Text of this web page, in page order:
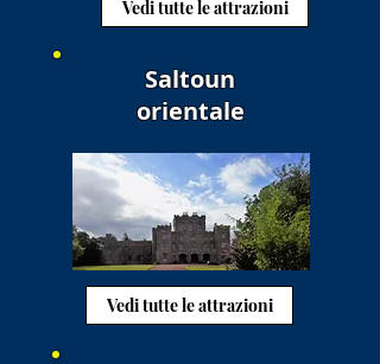
Vedi tutte le attrazioni
Saltoun
orientale
Vedi tutte le attrazioni